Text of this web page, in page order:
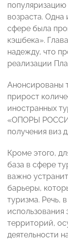
популяризацию
возраста.
сфере была
кэшбека».
надежду, что
реализации
Анонсированы
прирост
иностранных
«ОПОРЫ
получения виз
Кроме этого,
база в сфере
важно
барьеры,
туризма. Речь,
использования
территорий,
деятельности